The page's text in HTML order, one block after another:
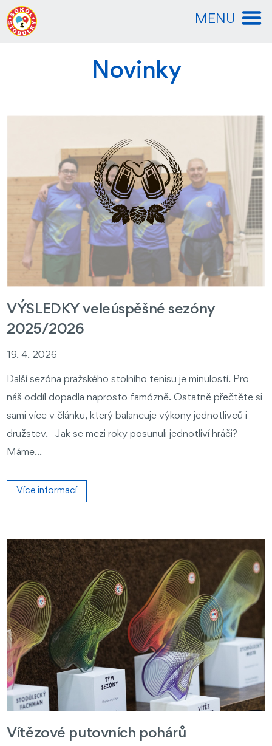
MENU
Novinky
VÝSLEDKY veleúspěšné sezóny
2025/2026
19. 4. 2026
Další sezóna pražského stolního tenisu je minulostí. Pro
náš oddíl dopadla naprosto famózně. Ostatně přečtěte si
sami více v článku, který balancuje výkony jednotlivců i
družstev. Jak se mezi roky posunuli jednotliví hráči?
Máme...
Více informací
Vítězové putovních pohárů